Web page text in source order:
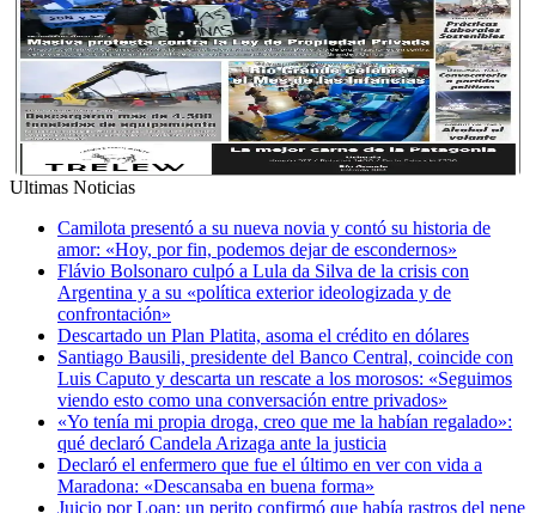
Ultimas Noticias
Camilota presentó a su nueva novia y contó su historia de
amor: «Hoy, por fin, podemos dejar de escondernos»
Flávio Bolsonaro culpó a Lula da Silva de la crisis con
Argentina y a su «política exterior ideologizada y de
confrontación»
Descartado un Plan Platita, asoma el crédito en dólares
Santiago Bausili, presidente del Banco Central, coincide con
Luis Caputo y descarta un rescate a los morosos: «Seguimos
viendo esto como una conversación entre privados»
«Yo tenía mi propia droga, creo que me la habían regalado»:
qué declaró Candela Arizaga ante la justicia
Declaró el enfermero que fue el último en ver con vida a
Maradona: «Descansaba en buena forma»
Juicio por Loan: un perito confirmó que había rastros del nene